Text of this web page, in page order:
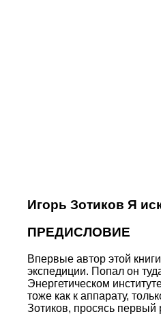
Игорь Зотиков Я
ПРЕДИСЛОВИЕ
Впервые автор этой
экспедиции. Попал он
Энергетическом
тоже как к аппарату,
Зотиков, просясь первый